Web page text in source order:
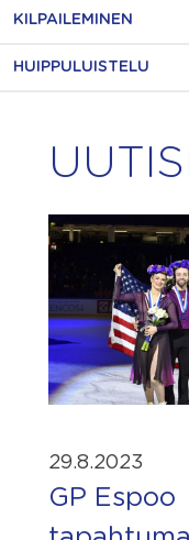
KILPAILEMINEN
HUIPPULUISTELU
29.8.2023
GP Espoo